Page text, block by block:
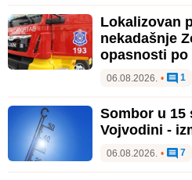
Lokalizovan
nekadašnje
opasnosti
06.08.2026. • 1
Sombor u
Vojvodini -
06.08.2026. • 7